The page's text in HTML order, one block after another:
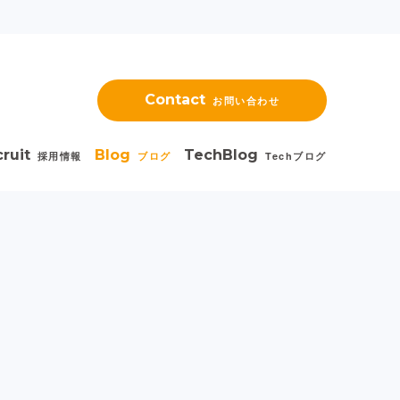
採用情報 Blog ブログ TechBlog Techブログ
Contact お問い合わせ